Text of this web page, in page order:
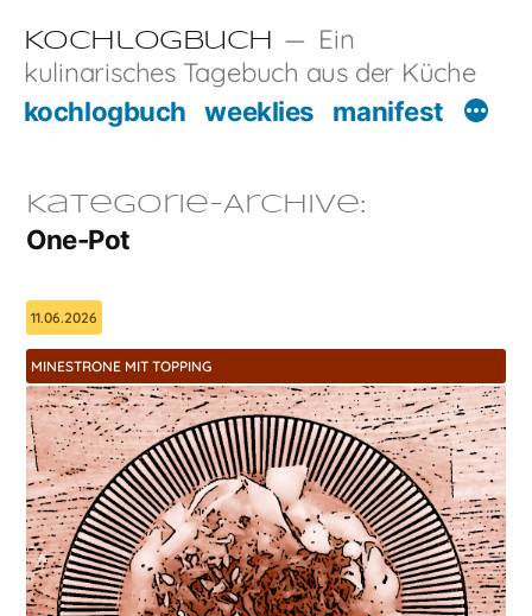
Inhalt
springen
Kochlogbuch
Ein
kulinarisches Tagebuch aus der Küche
kochlogbuch weeklies manifest
Kategorie-Archive:
One-Pot
11.06.2026
MINESTRONE MIT TOPPING